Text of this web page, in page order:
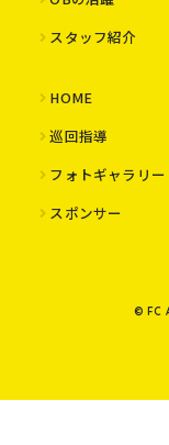
スタッフ紹介
HOME
巡回指導
フォトギャラリー
スポンサー
© FC